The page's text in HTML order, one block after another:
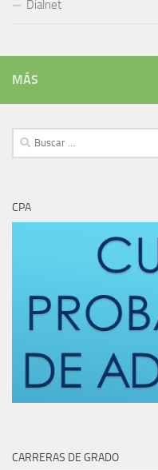
Dialnet
MÁS
Buscar:
CPA
CARRERAS DE GRADO